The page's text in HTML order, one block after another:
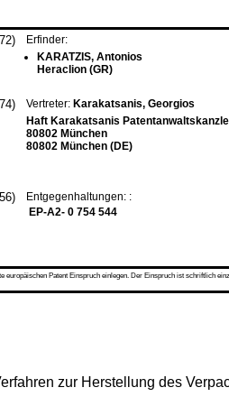
Erfinder:
KARATZIS, Antonios
Heraclion (GR)
Vertreter: Karakatsanis, Georgios
Haft Karakatsanis
80802 München
80802 München (DE)
Entgegenhaltungen: :
EP-A2- 0 754 544
Patent Einspruch einlegen. Der Einspruch ist schriftlich
zur Herstellung des